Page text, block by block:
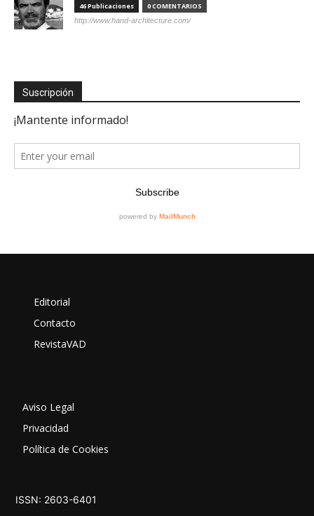
46 Publicaciones 0 COMENTARIOS
http://www.hand-architecture.com/
Suscripción
Editorial
Contacto
RevistaVAD
Aviso Legal
Privacidad
Política de Cookies
ISSN: 2603-6401